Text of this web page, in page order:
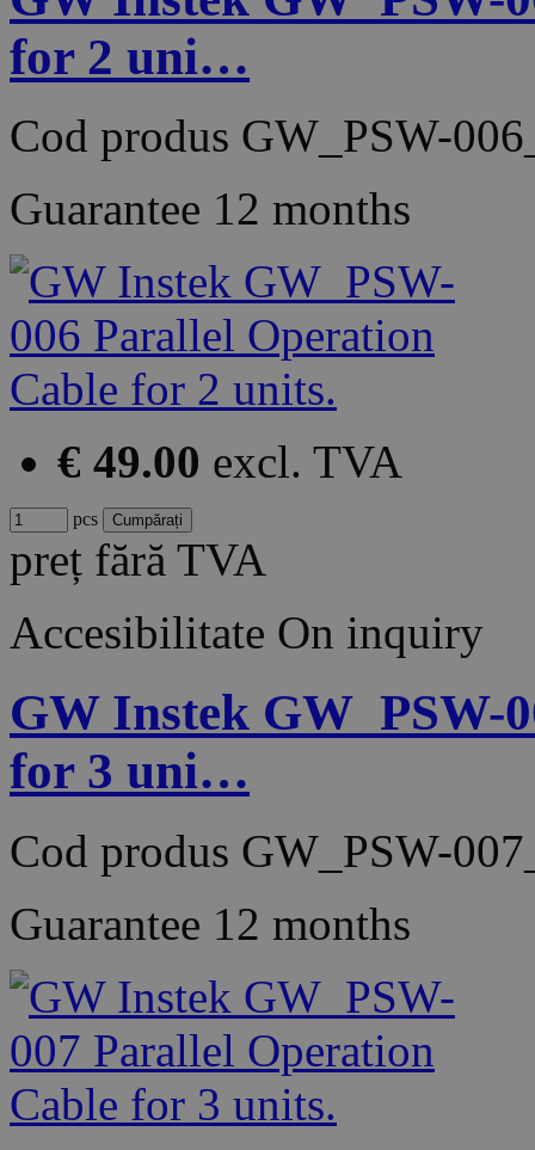
for 2 uni…
Cod produs GW_PSW-
Guarantee 12 months
€ 49.00 excl. TVA
pcs
preț fără TVA
Accesibilitate On inquiry
GW Instek GW_PSW-
for 3 uni…
Cod produs GW_PSW-
Guarantee 12 months